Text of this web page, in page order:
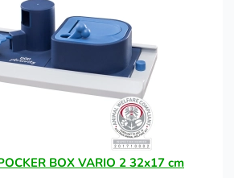
BOX VARIO 2 32x17 cm